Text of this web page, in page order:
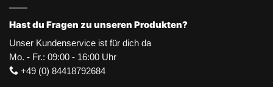
Hast du Fragen zu unseren Produkten?
Unser Kundenservice ist für dich da
Mo. - Fr.: 09:00 - 16:00 Uhr
+49 (0) 84418792684